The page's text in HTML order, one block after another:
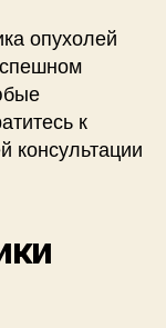
опухолей
к
консультации